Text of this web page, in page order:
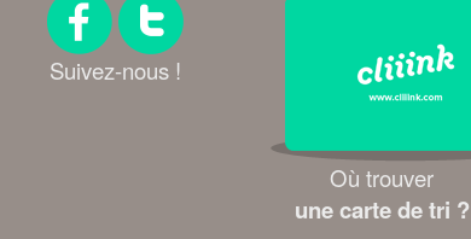
Suivez-nous !
Où trouver
une carte de tri ?